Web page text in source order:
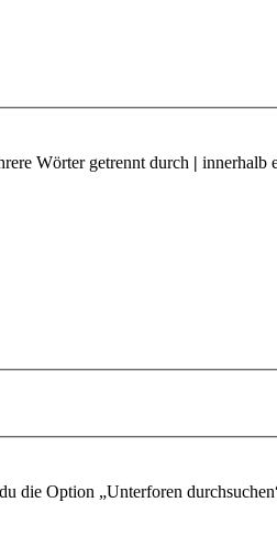
Wörter getrennt durch | innerhalb
die Option „Unterforen